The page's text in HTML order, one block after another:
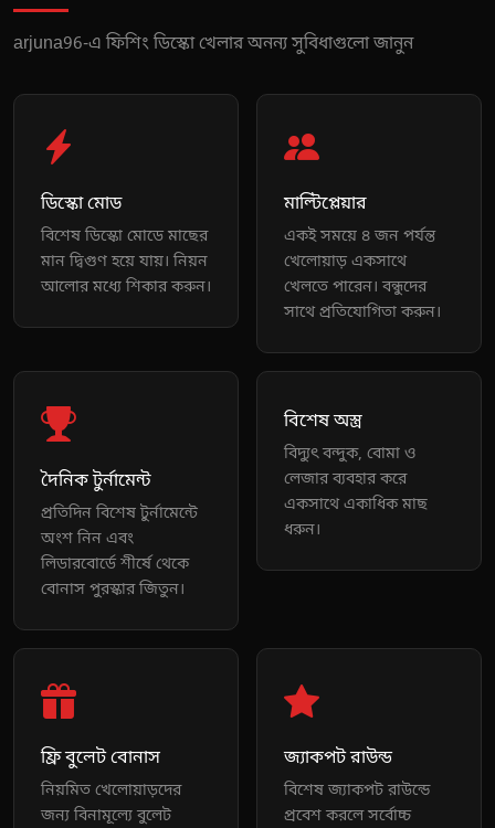
arjuna96-এ ফিশিং ডিস্কো খেলার অনন্য সুবিধাগুলো জানুন
ডিস্কো মোড
বিশেষ ডিস্কো মোডে মাছের
মান দ্বিগুণ হয়ে যায়। নিয়ন
আলোর মধ্যে শিকার করুন।
মাল্টিপ্লেয়ার
একই সময়ে ৪ জন পর্যন্ত
খেলোয়াড় একসাথে
খেলতে পারেন। বন্ধুদের
সাথে প্রতিযোগিতা করুন।
দৈনিক টুর্নামেন্ট
প্রতিদিন বিশেষ টুর্নামেন্টে
অংশ নিন এবং
লিডারবোর্ডে শীর্ষে থেকে
বোনাস পুরস্কার জিতুন।
বিশেষ অস্ত্র
বিদ্যুৎ বন্দুক, বোমা ও
লেজার ব্যবহার করে
একসাথে একাধিক মাছ
ধরুন।
ফ্রি বুলেট বোনাস
নিয়মিত খেলোয়াড়দের
জন্য বিনামূল্যে বুলেট
জ্যাকপট রাউন্ড
বিশেষ জ্যাকপট রাউন্ডে
প্রবেশ করলে সর্বোচ্চ